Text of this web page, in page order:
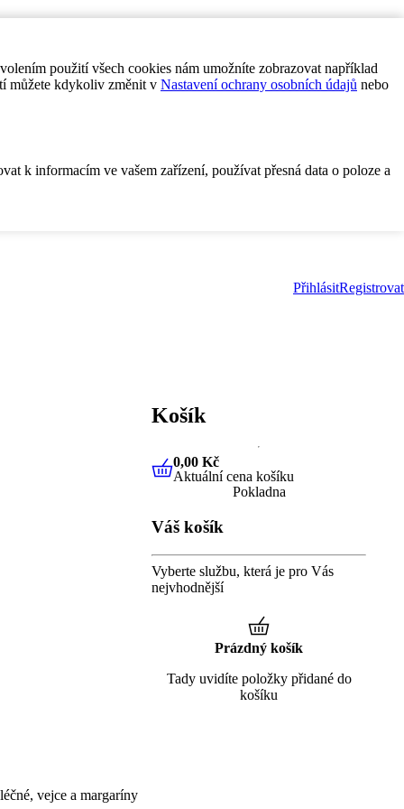
použití všech cookies nám umožníte zobrazovat například
můžete kdykoliv změnit v Nastavení ochrany osobních údajů nebo
k informacím ve vašem zařízení, používat přesná data o poloze a
PřihlásitRegistrovat
vejce a margaríny
Košík
0,00 KčAktuální cena košíku
0,00 Kč
Aktuální cena košíku
Pokladna
Váš košík
Vyberte službu, která je pro Vás
nejvhodnější
Prázdný košík
Tady uvidíte položky přidané do
košíku